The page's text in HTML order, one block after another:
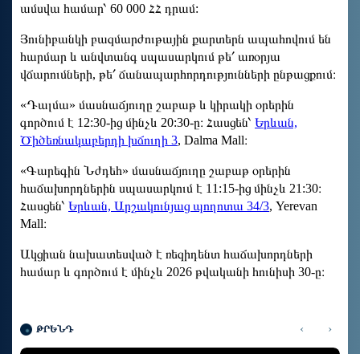
ամսվա համար՝ 60 000 ՀՀ դրամ:
Յունիբանկի բազմարժութային քարտերն ապահովում են
հարմար և անվտանգ սպասարկում թե՛ առօրյա
վճարումների, թե՛ ճանապարհորդությունների ընթացքում։
«Դալմա» մասնաճյուղը շաբաթ և կիրակի օրերին
գործում է 12:30-ից մինչև 20:30-ը։ Հասցեն՝ Երևան,
Ծիծեռնակաբերդի խճուղի 3, Dalma Mall։
«Գարեգին Նժդեհ» մասնաճյուղը շաբաթ օրերին
հաճախորդներին սպասարկում է 11:15-ից մինչև 21:30։
Հասցեն՝ Երևան, Արշակունյաց պողոտա 34/3, Yerevan
Mall։
Ակցիան նախատեսված է ռեզիդենտ հաճախորդների
համար և գործում է մինչև 2026 թվականի հունիսի 30-ը։
ԹՐԵՆԴ ‹ ›